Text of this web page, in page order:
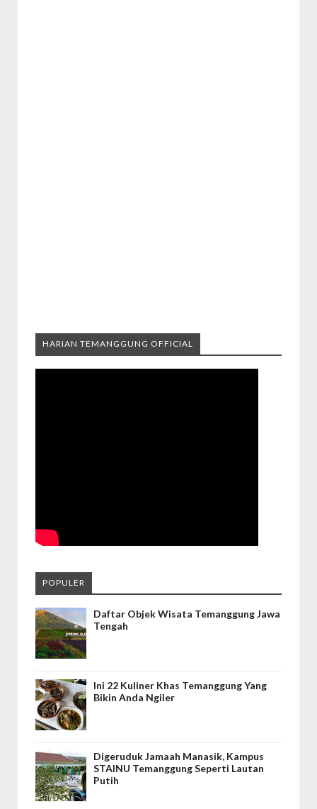
HARIAN TEMANGGUNG OFFICIAL
POPULER
Daftar Objek Wisata Temanggung Jawa
Tengah
Ini 22 Kuliner Khas Temanggung Yang
Bikin Anda Ngiler
Digeruduk Jamaah Manasik, Kampus
STAINU Temanggung Seperti Lautan
Putih